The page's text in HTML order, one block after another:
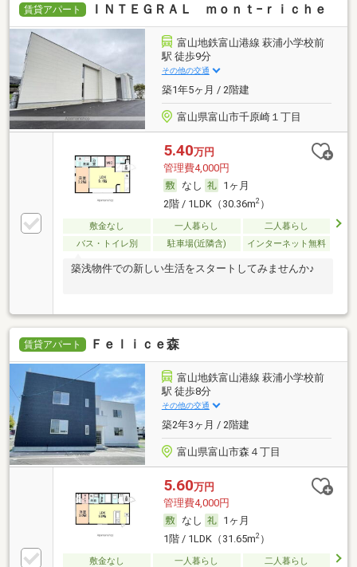
賃貸アパート ＩＮＴＥＧＲＡＬ ｍｏｎｔ−ｒｉｃｈｅ
富山地鉄富山港線 萩浦小学校前
駅 徒歩9分
その他の交通
築1年5ヶ月 / 2階建
富山県富山市千原崎１丁目
5.40万円
管理費4,000円
なし
1ヶ月
2階 / 1LDK（30.36m2）
敷金なし 一人暮らし
二人暮らし
バス・トイレ別
駐車場(近隣含) インターネット無料
築浅物件での新しい生活をスタートしてみませんか♪
賃貸アパート Ｆｅｌｉｃｅ森
富山地鉄富山港線 萩浦小学校前
駅 徒歩8分
その他の交通
築2年3ヶ月 / 2階建
富山県富山市森４丁目
5.60万円
管理費4,000円
なし
1ヶ月
1階 / 1LDK（31.65m2）
敷金なし 一人暮らし
二人暮らし